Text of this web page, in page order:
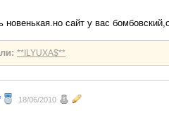
новенькая.но сайт у вас
**ILYUXA$**
18/06/2010